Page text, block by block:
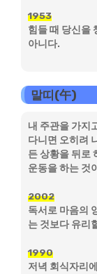
1953
힘들 때 당신을
아니다.
말띠(午)
내 주관을 가지
다니면 오히려
든 상황을 뒤로
운동을 하는 것
2002
독서로 마음의
는 것보다 유리
1990
저녁 회식자리